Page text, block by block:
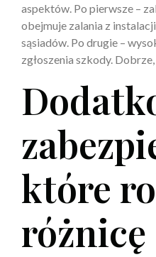
aspektów. Po pierwsze –
obejmuje zalania z
sąsiadów. Po drugie –
zgłoszenia szkody.
które
różnicę